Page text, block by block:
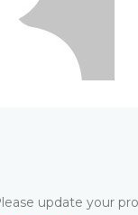
update your